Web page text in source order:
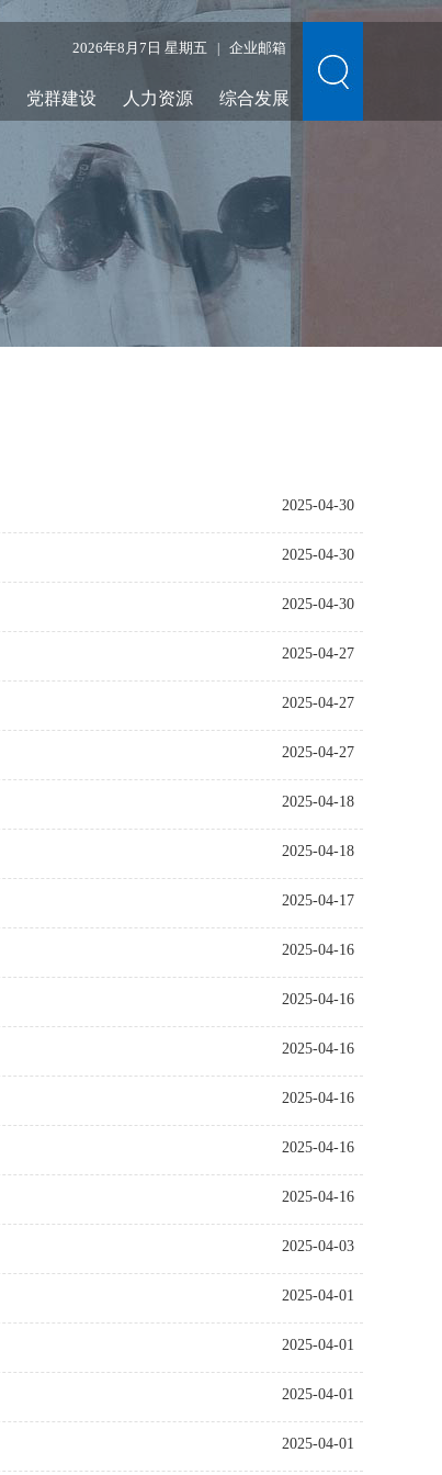
2026年8月7日 星期五 企业邮箱
党群建设 人力资源 综合发展
2025-04-30
2025-04-30
2025-04-30
2025-04-27
2025-04-27
2025-04-27
2025-04-18
2025-04-18
2025-04-17
2025-04-16
2025-04-16
2025-04-16
2025-04-16
2025-04-16
2025-04-16
2025-04-03
2025-04-01
2025-04-01
2025-04-01
2025-04-01